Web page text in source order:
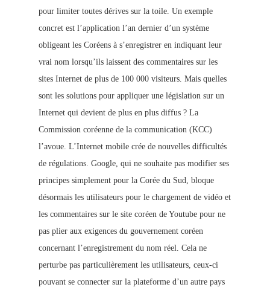
pour limiter toutes dérives sur la toile. Un exemple
concret est l’application l’an dernier d’un système
obligeant les Coréens à s’enregistrer en indiquant leur
vrai nom lorsqu’ils laissent des commentaires sur les
sites Internet de plus de 100 000 visiteurs. Mais quelles
sont les solutions pour appliquer une législation sur un
Internet qui devient de plus en plus diffus ? La
Commission coréenne de la communication (KCC)
l’avoue. L’Internet mobile crée de nouvelles difficultés
de régulations. Google, qui ne souhaite pas modifier ses
principes simplement pour la Corée du Sud, bloque
désormais les utilisateurs pour le chargement de vidéo et
les commentaires sur le site coréen de Youtube pour ne
pas plier aux exigences du gouvernement coréen
concernant l’enregistrement du nom réel. Cela ne
perturbe pas particulièrement les utilisateurs, ceux-ci
pouvant se connecter sur la plateforme d’un autre pays